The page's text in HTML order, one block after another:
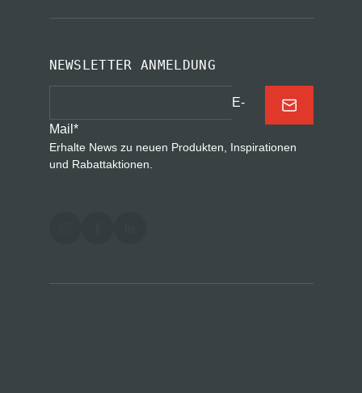
NEWSLETTER ANMELDUNG
E-
Mail *
Erhalte News zu neuen Produkten, Inspirationen
und Rabattaktionen.